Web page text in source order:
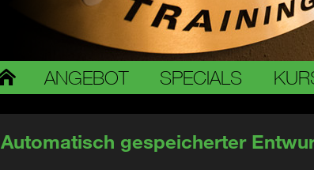
ANGEBOT SPECIALS
Automatisch gespeicherter